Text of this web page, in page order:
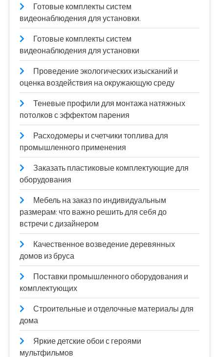
Готовые комплекты систем
видеонаблюдения для установки.
Готовые комплекты систем
видеонаблюдения для установки
Проведение экологических изысканий и
оценка воздействия на окружающую среду
Теневые профили для монтажа натяжных
потолков с эффектом парения
Расходомеры и счетчики топлива для
промышленного применения
Заказать пластиковые комплектующие для
оборудования
Мебель на заказ по индивидуальным
размерам: что важно решить для себя до
встречи с дизайнером
Качественное возведение деревянных
домов из бруса
Поставки промышленного оборудования и
комплектующих
Строительные и отделочные материалы для
дома
Яркие детские обои с героями
мультфильмов